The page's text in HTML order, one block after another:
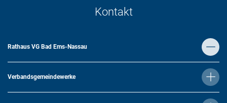
Kontakt
Rathaus VG Bad Ems-Nassau
Verbandsgemeindewerke